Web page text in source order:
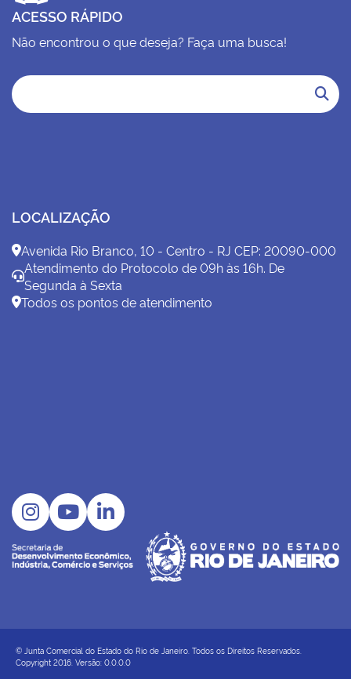
ACESSO RÁPIDO
Não encontrou o que deseja? Faça uma busca!
LOCALIZAÇÃO
Avenida Rio Branco, 10 - Centro - RJ CEP: 20090-000
Atendimento do Protocolo de 09h às 16h. De
Segunda à Sexta
Todos os pontos de atendimento
© Junta Comercial do Estado do Rio de Janeiro. Todos os Direitos Reservados.
Copyright 2016. Versão: 0.0.0.0